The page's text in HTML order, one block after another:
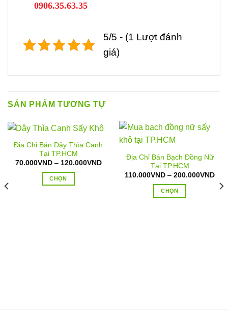
0906.35.63.35
5/5 - (1 Lượt đánh
giá)
SẢN PHẨM TƯƠNG TỰ
Địa Chỉ Bán Dây Thìa Canh
Tại TP.HCM
70.000VND – 120.000VNDKhoảng
CHỌN
Địa Chỉ Bán Bạch Đồng Nữ
Tại TP.HCM
110.000VND – 200.000VND
giá:
từ
CHỌN